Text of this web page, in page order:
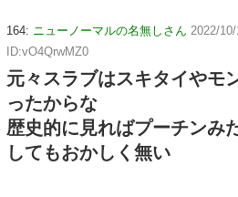
164: ニューノーマルの名無しさん 2022/
ID:vO4QrwMZ0
元々スラブはスキタイやモ
ったからな
歴史的に見ればプーチンみ
してもおかしく無い